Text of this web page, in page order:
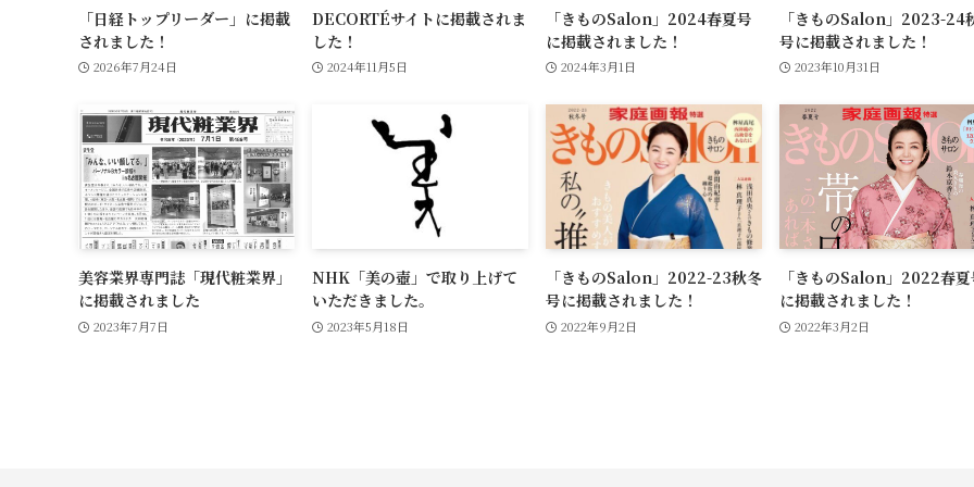
「日経トップリーダー」に掲載
されました！
2026年7月24日
DECORTÉサイトに掲載されま
した！
2024年11月5日
「きものSalon」2024春夏号
に掲載されました！
2024年3月1日
「きものSalon」2023-24
号に掲載されました！
2023年10月31日
美容業界専門誌「現代粧業界」
に掲載されました
2023年7月7日
NHK「美の壺」で取り上げて
いただきました。
2023年5月18日
「きものSalon」2022-23秋冬
号に掲載されました！
2022年9月2日
「きものSalon」2022春
に掲載されました！
2022年3月2日